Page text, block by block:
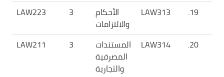
19.
LAW313
الأحكام
والالتزامات
3
LAW223
20.
LAW314
المستندات
المصرفية
والتجارية
3
LAW211